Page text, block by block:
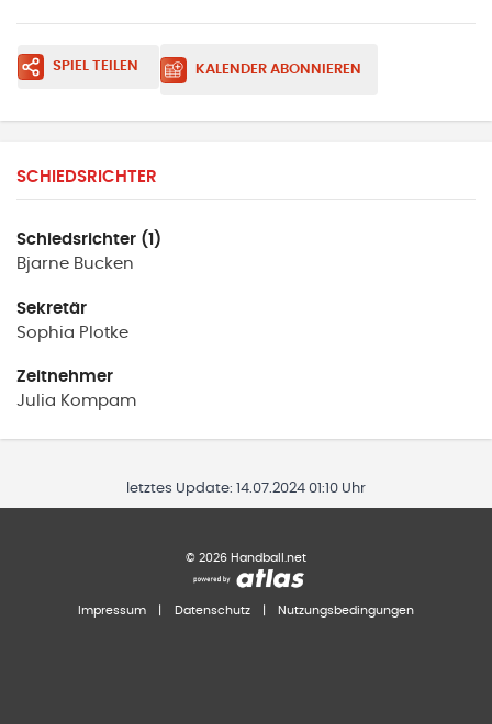
SPIEL TEILEN KALENDER ABONNIEREN
SCHIEDSRICHTER
Schiedsrichter (1)
Bjarne Bucken
Sekretär
Sophia Plotke
Zeitnehmer
Julia Kompam
letztes Update: 14.07.2024 01:10 Uhr
© 2026 Handball.net
Impressum Datenschutz Nutzungsbedingungen